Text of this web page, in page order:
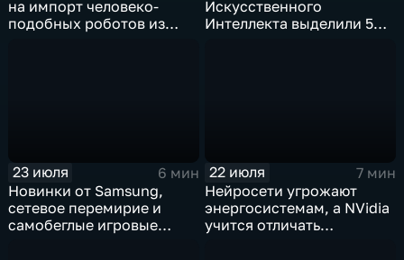
на импорт человеко-
подобных роботов из
Искусственного
Интеллекта выделили 5
23 июля
6 мин
Новинки от Samsung,
сетевое перемирие и
самобеглые игровые
22 июля
7 мин
Нейросети угрожают
энергосистемам, а NVidia
учится отличать